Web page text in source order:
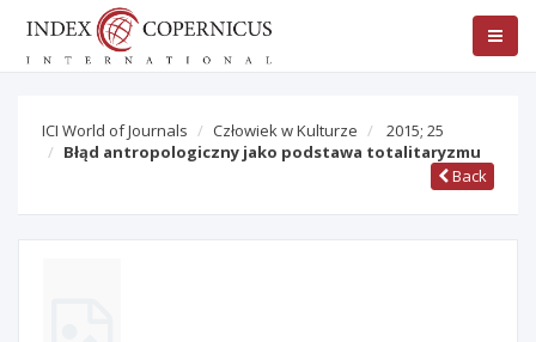
ICI World of Journals Człowiek w Kulturze
2015; 25
Błąd antropologiczny jako podstawa totalitaryzmu
Back